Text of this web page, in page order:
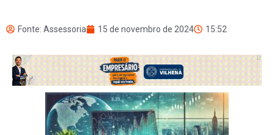
Fonte: Assessoria 15 de novembro de 2024 15:52